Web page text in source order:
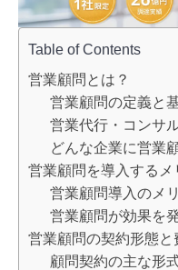
Table of Contents
営業顧問とは？
営業顧問の定義と
営業代行・コンサ
どんな企業に営業
営業顧問を導入するメ
営業顧問導入のメ
営業顧問が効果を
営業顧問の契約形態と
顧問契約の主な形